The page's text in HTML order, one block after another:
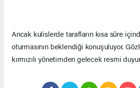
Ancak kulislerde tarafların kısa süre
oturmasının beklendiği konuşuluyor.
kırmızılı yönetimden gelecek resmi